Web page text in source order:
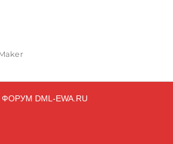
ФОРУМ DML-EWA.RU